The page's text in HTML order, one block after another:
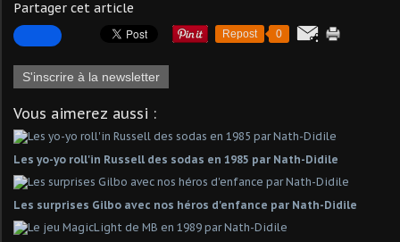
Partager cet article
Repost 0
S'inscrire à la newsletter
Vous aimerez aussi :
Les yo-yo roll'in Russell des sodas en 1985 par Nath-Didile
Les surprises Gilbo avec nos héros d'enfance par Nath-Didile